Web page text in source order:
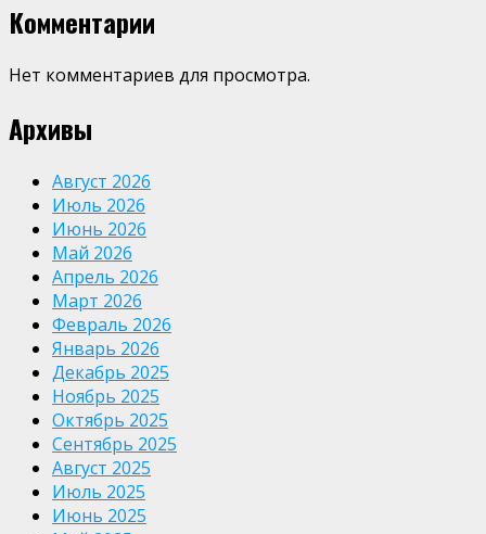
Комментарии
Нет комментариев для просмотра.
Архивы
Август 2026
Июль 2026
Июнь 2026
Май 2026
Апрель 2026
Март 2026
Февраль 2026
Январь 2026
Декабрь 2025
Ноябрь 2025
Октябрь 2025
Сентябрь 2025
Август 2025
Июль 2025
Июнь 2025